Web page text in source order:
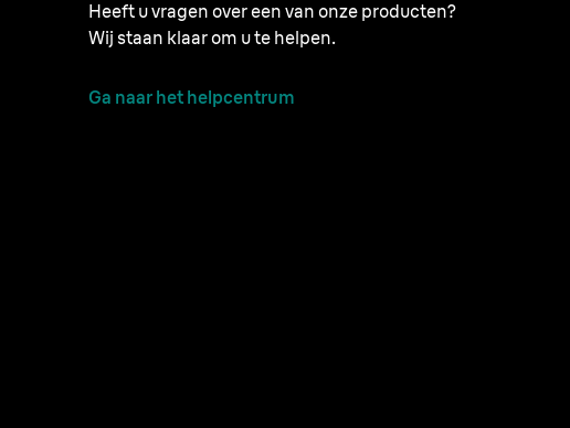
Heeft u vragen over een van onze producten?
Wij staan klaar om u te helpen.
Ga naar het helpcentrum